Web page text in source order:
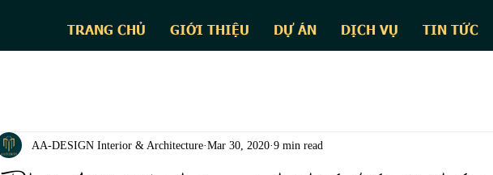
TRANG CHỦ GIỚI THIỆU DỰ ÁN DỊCH VỤ TIN TỨC
AA-DESIGN Interior & Architecture Mar 30, 2020 9 min read